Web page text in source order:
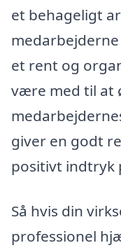
et behageligt
et rent og
være med til at
giver en godt
positivt indtryk
Så hvis din
professionel